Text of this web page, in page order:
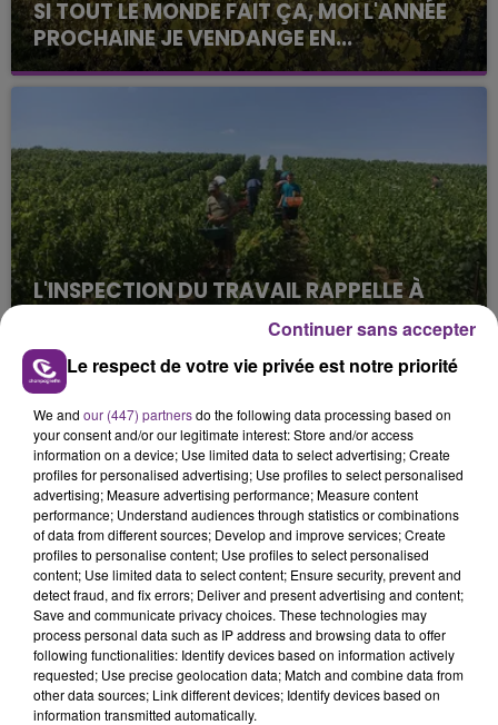
SI TOUT LE MONDE FAIT ÇA, MOI L'ANNÉE
PROCHAINE JE VENDANGE EN...
La vendange en Champagne a débuté ce jeudi 6
août dans la commune de Montgueux (Aube). Du
L'INSPECTION DU TRAVAIL RAPPELLE À
L'ORDRE SUR LES CONDITIONS DE...
Alors que les dates de début des vendange 2026
s'est avéré être plus précoce que prévu,
l'inspection du Travail en profite pour rappeler
les conditions de...
TITRES DIFFUSÉS
4h56
4h56
TEDDYBEAR
4h54
4h54
Le respect de votre vie privée est notre priorité
We and our (447) partnersdo the following data processing based on
your consent and/or our legitimate interest: Store and/or access
information on a device; Use limited data to select advertising; Create
profiles for personalised advertising; Use profiles to select personalised
advertising; Measure advertising performance; Measure content
performance; Understand audiences through statistics or combinations
of data from different sources; Develop and improve services; Create
profiles to personalise content; Use profiles to select personalised
content; Use limited data to select content; Ensure security, prevent and
detect fraud, and fix errors; Deliver and present advertising and content;
Save and communicate privacy choices. These technologies may
process personal data such as IP address and browsing data to offer
following functionalities: Identify devices based on information actively
requested; Use precise geolocation data; Match and combine data from
other data sources; Link different devices; Identify devices based on
information transmitted automatically.
Continuer sans accepter